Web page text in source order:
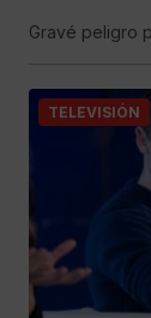
Gravé peligro
TELEVISIÓN